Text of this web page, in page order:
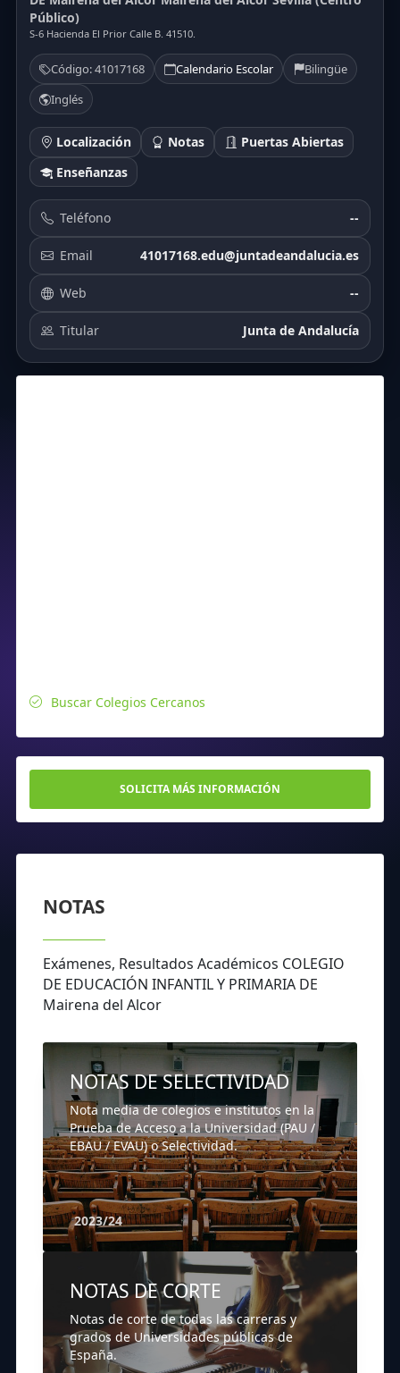
Público)
S-6 Hacienda El Prior Calle B. 41510.
Código: 41017168 Calendario Escolar
Bilingüe
Inglés
Localización Notas
Puertas Abiertas
Enseñanzas
Teléfono --
Email 41017168.edu@juntadeandalucia.es
Web --
Titular Junta de Andalucía
Buscar Colegios Cercanos
SOLICITA MÁS INFORMACIÓN
NOTAS
Exámenes, Resultados Académicos COLEGIO
DE EDUCACIÓN INFANTIL Y PRIMARIA DE
Mairena del Alcor
NOTAS DE SELECTIVIDAD
Nota media de colegios e institutos en la
Prueba de Acceso a la Universidad (PAU /
EBAU / EVAU) o Selectividad.
2023/24
NOTAS DE CORTE
Notas de corte de todas las carreras y
grados de Universidades públicas de
España.